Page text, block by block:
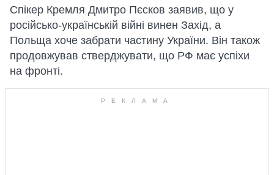
Спікер Кремля Дмитро Пєсков заявив, що у
російсько-українській війні винен Захід, а
Польща хоче забрати частину України. Він також
продовжував стверджувати, що РФ має успіхи
на фронті.